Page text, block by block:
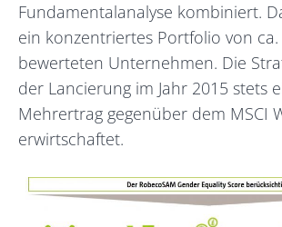
Fundamentalanalyse kombiniert.
ein konzentriertes Portfolio von
bewerteten Unternehmen. Die
der Lancierung im Jahr 2015 stets
Mehrertrag gegenüber dem MSCI
erwirtschaftet.